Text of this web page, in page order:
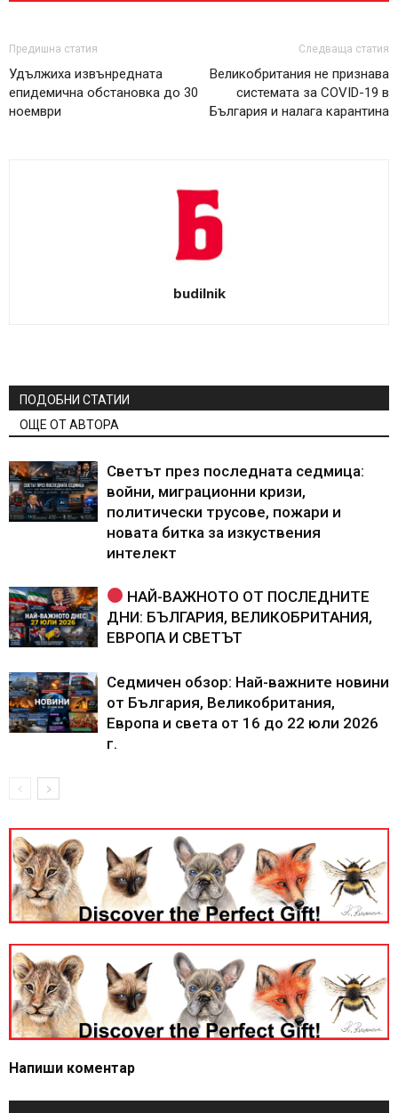
Предишна статия
Удължиха извънредната
епидемична обстановка до 30
ноември
Следваща статия
Великобритания не признава
системата за COVID-19 в
България и налага карантина
budilnik
ПОДОБНИ СТАТИИ
ОЩЕ ОТ АВТОРА
Светът през последната седмица:
войни, миграционни кризи,
политически трусове, пожари и
новата битка за изкуствения
интелект
НАЙ-ВАЖНОТО ОТ ПОСЛЕДНИТЕ
ДНИ: БЪЛГАРИЯ, ВЕЛИКОБРИТАНИЯ,
ЕВРОПА И СВЕТЪТ
Седмичен обзор: Най-важните новини
от България, Великобритания,
Европа и света от 16 до 22 юли 2026
г.
Напиши коментар